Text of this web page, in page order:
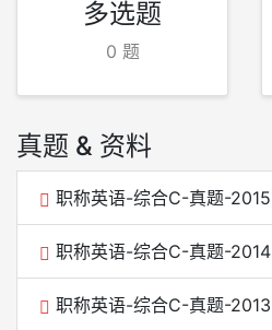
多选题
0 题
真题 & 资料
职称英语-综合C-真题-2015
职称英语-综合C-真题-2014
职称英语-综合C-真题-2013